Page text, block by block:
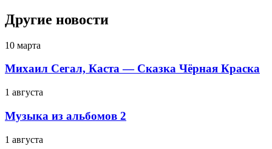
Другие новости
10 марта
Михаил Сегал, Каста — Сказка Чёрная Краска
1 августа
Музыка из альбомов 2
1 августа